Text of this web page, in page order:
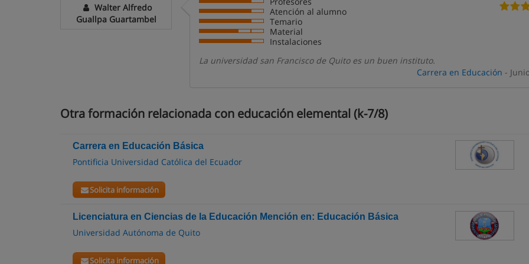
Walter Alfredo
Guallpa Guartambel
Atención al alumno
Temario
Material
Instalaciones
La universidad san Francisco de Quito es un buen instituto.
Carrera en Educación -
Otra formación relacionada con educación elemental (k-7/8)
Carrera en Educación Básica
Pontificia Universidad Católica del Ecuador
Solicita información
Licenciatura en Ciencias de la Educación Mención en: Educación Básica
Universidad Autónoma de Quito
Solicita información